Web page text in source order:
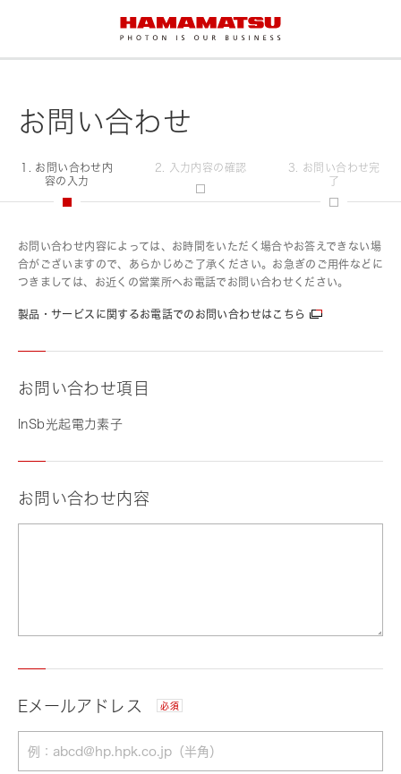
お問い合わせ
1. お問い合わせ内
容の入力
2. 入力内容の確認
3. お問い合わせ完
了
お問い合わせ内容によっては、お時間をいただく場合やお答えできない場
合がございますので、あらかじめご了承ください。お急ぎのご用件などに
つきましては、お近くの営業所へお電話でお問い合わせください。
製品・サービスに関するお電話でのお問い合わせはこちら
お問い合わせ項目
InSb光起電力素子
お問い合わせ内容
Eメールアドレス 必須